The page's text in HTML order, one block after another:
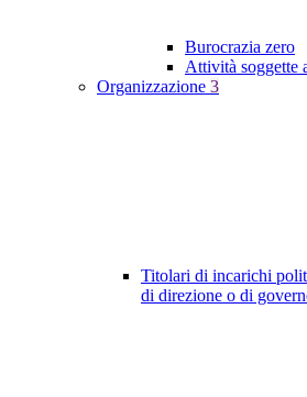
Burocrazia zero
Attività soggette
Organizzazione 3
Titolari di incarichi
di direzione o di